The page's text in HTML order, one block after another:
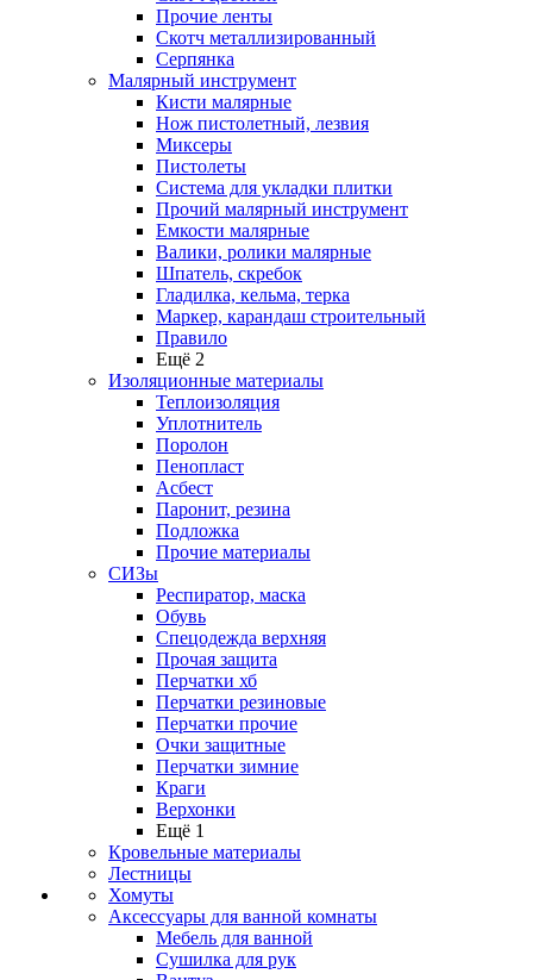
Прочие ленты
Скотч металлизированный
Серпянка
Малярный инструмент
Кисти малярные
Нож пистолетный, лезвия
Миксеры
Пистолеты
Система для укладки плитки
Прочий малярный инструмент
Емкости малярные
Валики, ролики малярные
Шпатель, скребок
Гладилка, кельма, терка
Маркер, карандаш строительный
Правило
Ещё 2
Изоляционные материалы
Теплоизоляция
Уплотнитель
Поролон
Пенопласт
Асбест
Паронит, резина
Подложка
Прочие материалы
СИЗы
Респиратор, маска
Обувь
Спецодежда верхняя
Прочая защита
Перчатки хб
Перчатки резиновые
Перчатки прочие
Очки защитные
Перчатки зимние
Краги
Верхонки
Ещё 1
Кровельные материалы
Лестницы
Хомуты
Аксессуары для ванной комнаты
Мебель для ванной
Сушилка для рук